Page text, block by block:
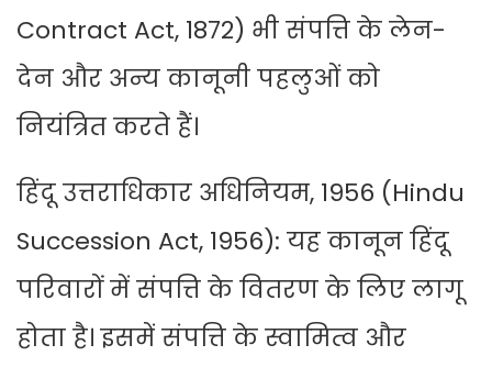
Contract Act, 1872) भी संपत्ति के लेन-
देन और अन्य कानूनी पहलुओं को
नियंत्रित करते हैं।
हिंदू उत्तराधिकार अधिनियम, 1956 (Hindu
Succession Act, 1956): यह कानून हिंदू
परिवारों में संपत्ति के वितरण के लिए लागू
होता है। इसमें संपत्ति के स्वामित्व और